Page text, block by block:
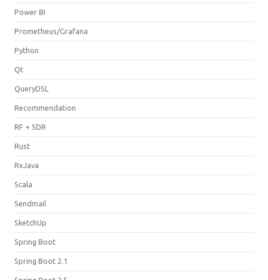
Power BI
Prometheus/Grafana
Python
Qt
QueryDSL
Recommendation
RF + SDR
Rust
RxJava
Scala
Sendmail
SketchUp
Spring Boot
Spring Boot 2.1